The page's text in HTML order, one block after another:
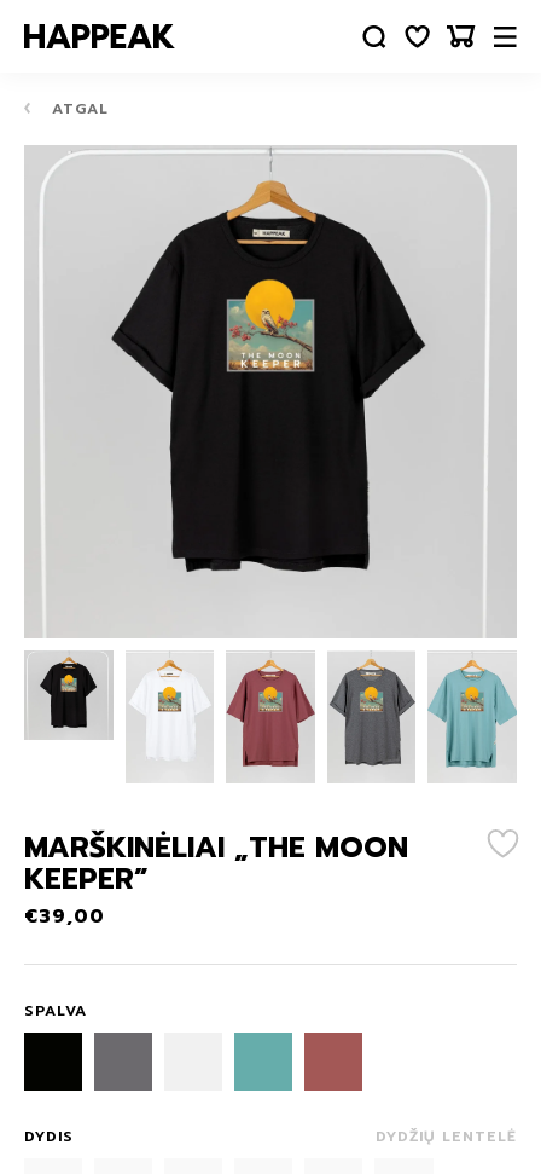
ATGAL
MARŠKINĖLIAI „THE MOON
KEEPER”
€39,00
SPALVA
DYDIS DYDŽIŲ LENTELĖ